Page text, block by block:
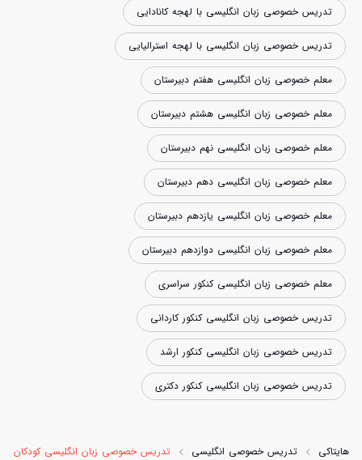
تدریس خصوصی زبان انگلیسی با لهجه کانادایی
تدریس خصوصی زبان انگلیسی با لهجه استرالیایی
معلم خصوصی زبان انگلیسی هفتم دبیرستان
معلم خصوصی زبان انگلیسی هشتم دبیرستان
معلم خصوصی زبان انگلیسی نهم دبیرستان
معلم خصوصی زبان انگلیسی دهم دبیرستان
معلم خصوصی زبان انگلیسی یازدهم دبیرستان
معلم خصوصی زبان انگلیسی دوازدهم دبیرستان
معلم خصوصی زبان انگلیسی کنکور سراسری
تدریس خصوصی زبان انگلیسی کنکور کاردانی
تدریس خصوصی زبان انگلیسی کنکور ارشد
تدریس خصوصی زبان انگلیسی کنکور دکتری
هایتاکی تدریس خصوصی انگلیسی تدریس خصوصی زبان انگلیسی کودکان